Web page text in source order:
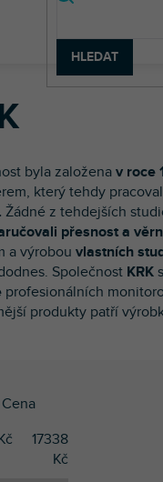
HLEDAT
byla založenav roce
který tehdy pracoval
Žádné z tehdejších
přesnost a
a výrobou vlastních
Společnost KRK
profesionálních
produkty patří
Cena
17338
Kč